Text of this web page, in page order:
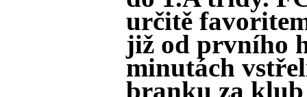
určitě
již od prvního
minutách
branku za